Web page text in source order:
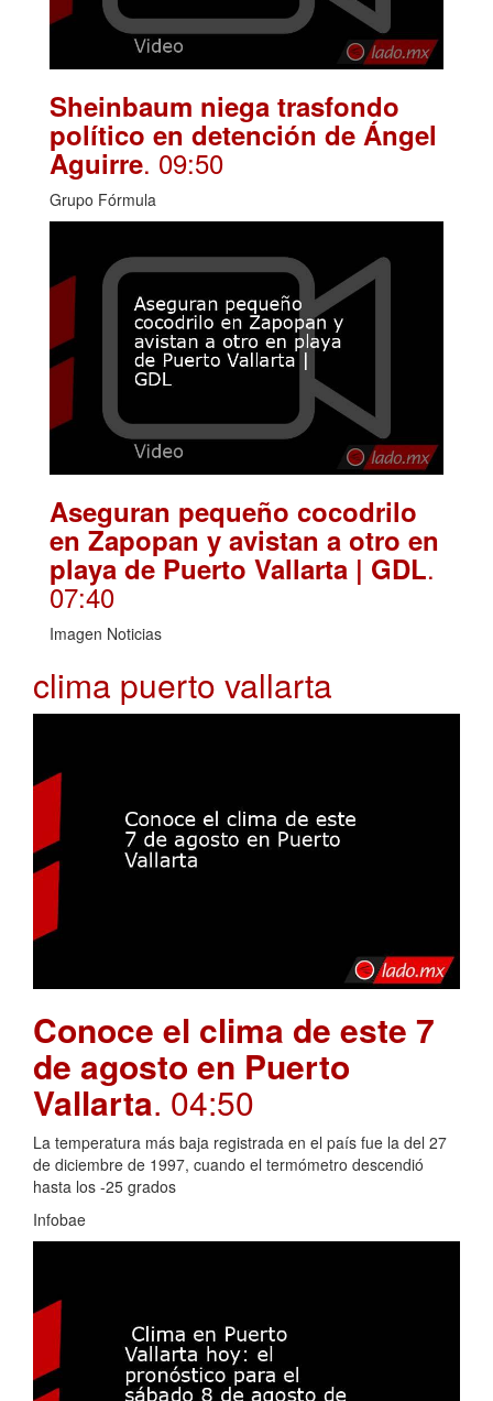
Sheinbaum niega trasfondo
político en detención de Ángel
Aguirre. 09:50
Grupo Fórmula
Aseguran pequeño cocodrilo
en Zapopan y avistan a otro en
playa de Puerto Vallarta | GDL.
07:40
Imagen Noticias
clima puerto vallarta
Conoce el clima de este 7
de agosto en Puerto
Vallarta. 04:50
La temperatura más baja registrada en el país fue la del 27
de diciembre de 1997, cuando el termómetro descendió
hasta los -25 grados
Infobae